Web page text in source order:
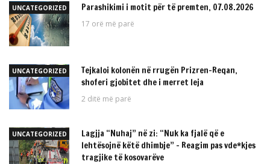
UNCATEGORIZED Parashikimi i motit për të premten, 07.08.2026
17 orë më parë
UNCATEGORIZED
Tejkaloi kolonën në rrugën Prizren-Reqan,
shoferi gjobitet dhe i merret leja
2 ditë më parë
UNCATEGORIZED
Lagjja “Nuhaj” në zi: “Nuk ka fjalë që e
lehtësojnë këtë dhimbje” – Reagim pas vde*kjes
tragjike të kosovarëve